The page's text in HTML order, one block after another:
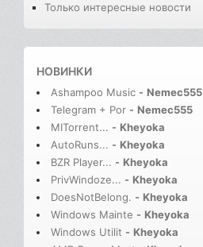
Только интересные новости
НОВИНКИ
Ashampoo Music - Nemec555
Telegram + Por - Nemec555
MITorrent... - Kheyoka
AutoRuns... - Kheyoka
BZR Player... - Kheyoka
PrivWindoze... - Kheyoka
DoesNotBelong. - Kheyoka
Windows Mainte - Kheyoka
Windows Utilit - Kheyoka